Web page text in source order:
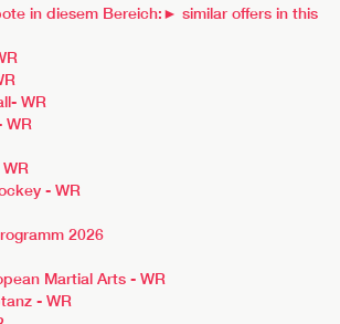
in diesem Bereich:► similar offers in this
WR
WR
- WR
2026
Martial Arts - WR
- WR